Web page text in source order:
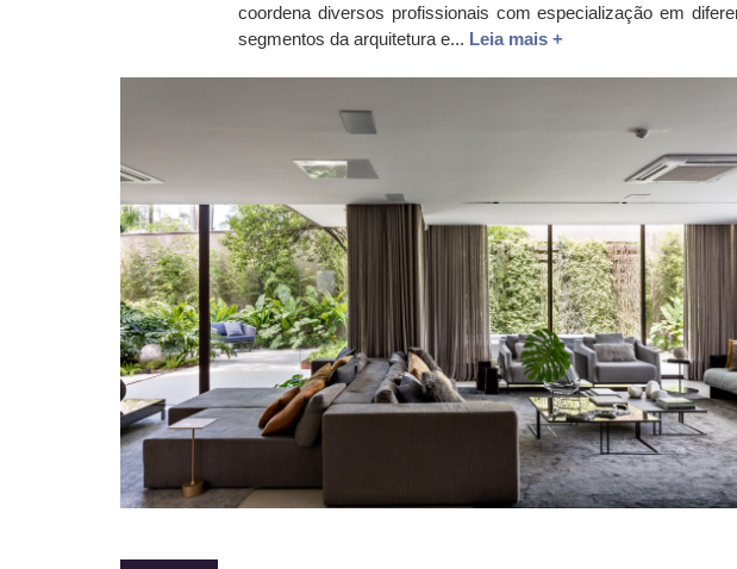
coordena diversos profissionais com especialização em
segmentos da arquitetura e... Leia mais +